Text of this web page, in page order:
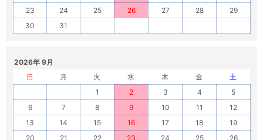
23
24 25 26 27 28
29
30
31
2026年 9月
日
月 火 水 木 金
土
1
2 3 4
5
6
7 8 9 10 11
12
13
14 15 16 17 18
19
20
21 22 23 24 25
26